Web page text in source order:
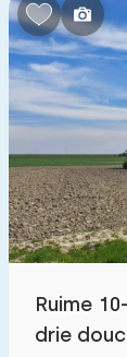
Ruime
drie